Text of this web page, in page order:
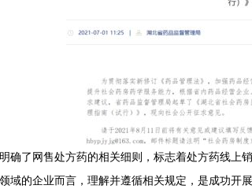
确了网售处方药的相关细则，标志着处方药线
域的企业而言，理解并遵循相关规定，是成功开展